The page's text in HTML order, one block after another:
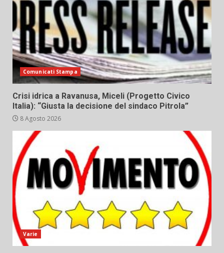
Comunicati Stampa
Crisi idrica a Ravanusa, Miceli (Progetto Civico
Italia): “Giusta la decisione del sindaco Pitrola”
8 Agosto 2026
Varie